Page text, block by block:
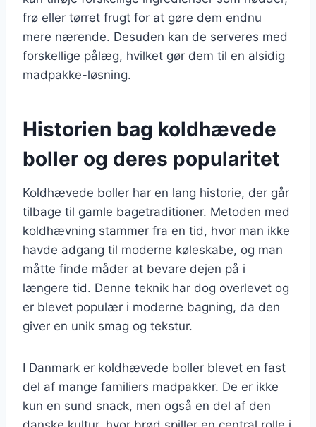
frø eller tørret frugt for at gøre dem endnu
mere nærende. Desuden kan de serveres med
forskellige pålæg, hvilket gør dem til en alsidig
madpakke-løsning.
Historien bag koldhævede
boller og deres popularitet
Koldhævede boller har en lang historie, der går
tilbage til gamle bagetraditioner. Metoden med
koldhævning stammer fra en tid, hvor man ikke
havde adgang til moderne køleskabe, og man
måtte finde måder at bevare dejen på i
længere tid. Denne teknik har dog overlevet og
er blevet populær i moderne bagning, da den
giver en unik smag og tekstur.
I Danmark er koldhævede boller blevet en fast
del af mange familiers madpakker. De er ikke
kun en sund snack, men også en del af den